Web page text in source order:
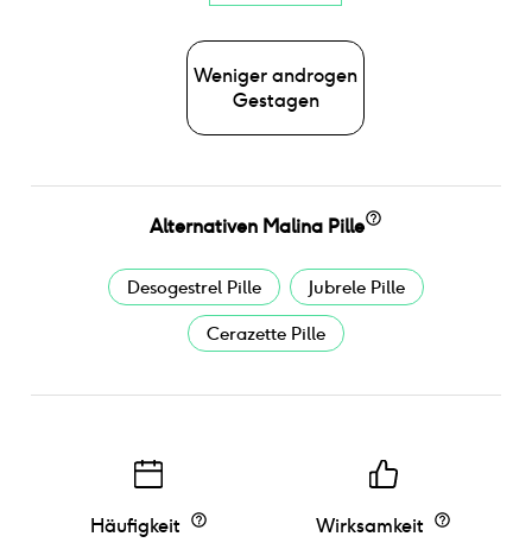
Weniger androgen
Gestagen
Alternativen Malina Pille
Desogestrel Pille Jubrele Pille
Cerazette Pille
Häufigkeit Wirksamkeit